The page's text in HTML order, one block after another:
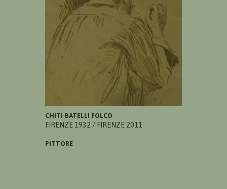
CHITI BATELLI FOLCO
FIRENZE 1932 / FIRENZE 2011
PITTORE